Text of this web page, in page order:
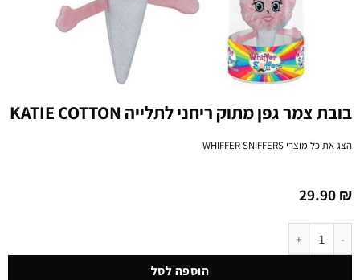
בובת צמר גפן מתוק ריחני לתלייה KATIE COTTON
הצג את כל מוצריWHIFFER SNIFFERS
29.90₪
כמות של בובת צמר גפן מתוק ריחני לתלייה KATIE COTTON
הוספה לסל